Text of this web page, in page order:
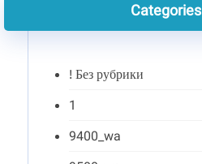
Categories
! Без рубрики
1
9400_wa